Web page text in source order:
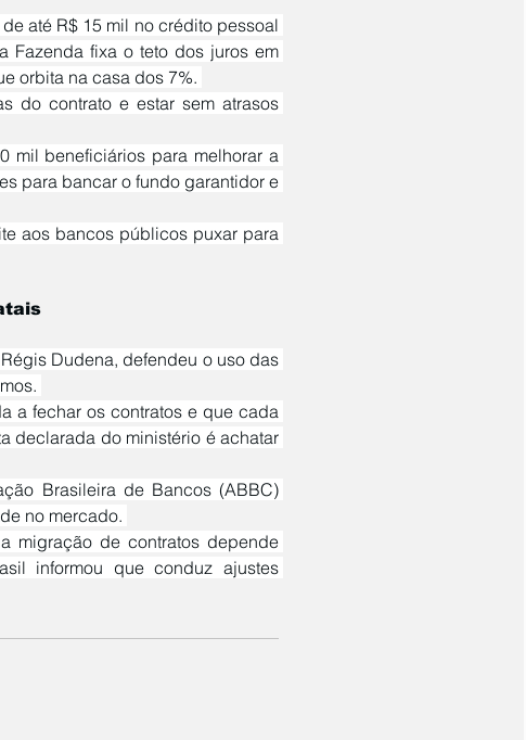
Fazenda fixa o teto dos juros em
orbita na casa dos 7%.
para bancar o fundo garantidor e
declarada do ministério é achatar
no mercado.
informou que conduz ajustes